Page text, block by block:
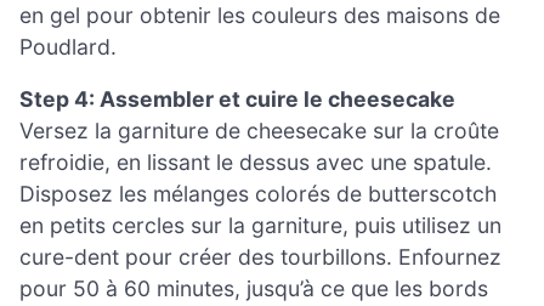
en gel pour obtenir les couleurs des maisons de
Poudlard.
Step 4: Assembler et cuire le cheesecake
Versez la garniture de cheesecake sur la croûte
refroidie, en lissant le dessus avec une spatule.
Disposez les mélanges colorés de butterscotch
en petits cercles sur la garniture, puis utilisez un
cure-dent pour créer des tourbillons. Enfournez
pour 50 à 60 minutes, jusqu’à ce que les bords